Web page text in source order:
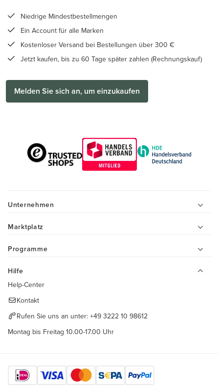
Niedrige Mindestbestellmengen
Ein Account für alle Marken
Kostenloser Versand bei Bestellungen über 300 €
Jetzt kaufen, bis zu 60 Tage später zahlen (Rechnungskauf)
Melden Sie sich an, um einzukaufen
Unternehmen
Marktplatz
Programme
Hilfe
Help-Center
Kontakt
Rufen Sie uns an unter: +49 3222 10 98612
Montag bis Freitag 10.00-17.00 Uhr